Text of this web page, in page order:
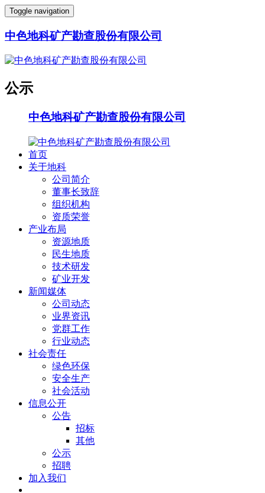
Toggle navigation
中色地科矿产勘查股份有限公司
公示
中色地科矿产勘查股份有限公司
首页
关于地科
公司简介
董事长致辞
组织机构
资质荣誉
产业布局
资源地质
民生地质
技术研发
矿业开发
新闻媒体
公司动态
业界资讯
党群工作
行业动态
社会责任
绿色环保
安全生产
社会活动
信息公开
公告
招标
其他
公示
招聘
加入我们